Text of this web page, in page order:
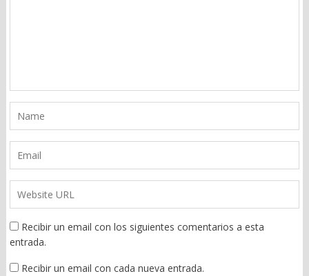
Recibir un email con los siguientes comentarios a esta
entrada.
Recibir un email con cada nueva entrada.